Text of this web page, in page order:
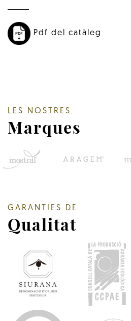
Pdf del catàleg
LES NOSTRES
Marques
GARANTIES DE
Qualitat